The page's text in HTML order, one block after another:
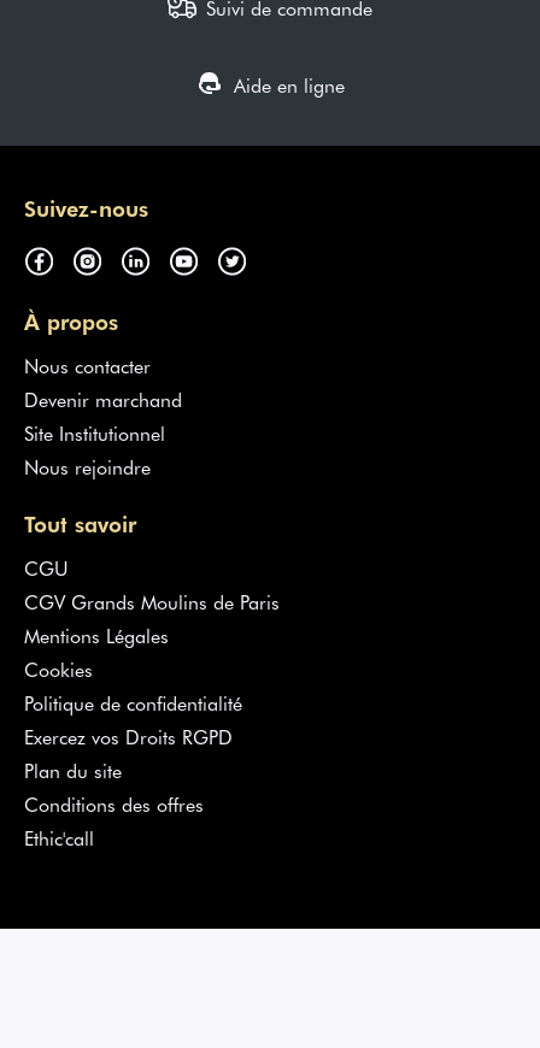
Suivi de commande
Aide en ligne
Suivez-nous
À propos
Nous contacter
Devenir marchand
Site Institutionnel
Nous rejoindre
Tout savoir
CGU
CGV Grands Moulins de Paris
Mentions Légales
Cookies
Politique de confidentialité
Exercez vos Droits RGPD
Plan du site
Conditions des offres
Ethic'call